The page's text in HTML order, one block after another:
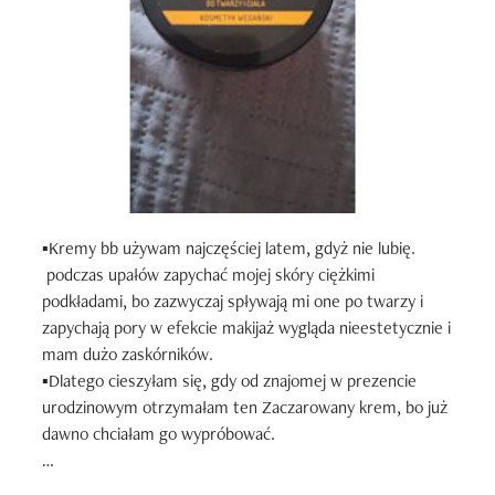
▪️Kremy bb używam najczęściej latem, gdyż nie lubię.
podczas upałów zapychać mojej skóry ciężkimi
podkładami, bo zazwyczaj spływają mi one po twarzy i
zapychają pory w efekcie makijaż wygląda nieestetycznie i
mam dużo zaskórników.
▪️Dlatego cieszyłam się, gdy od znajomej w prezencie
urodzinowym otrzymałam ten Zaczarowany krem, bo już
dawno chciałam go wypróbować.